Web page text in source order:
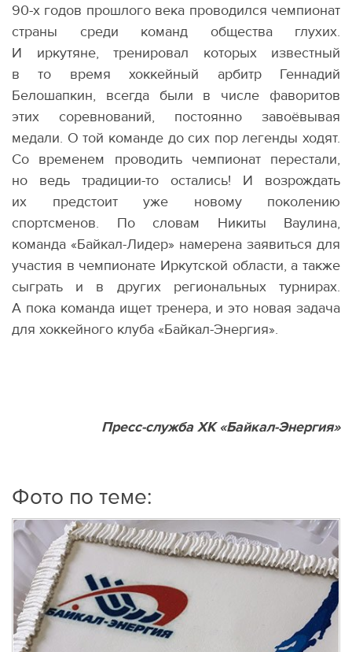
90-х годов прошлого века проводился чемпионат
страны среди команд общества глухих.
И иркутяне, тренировал которых известный
в то время хоккейный арбитр Геннадий
Белошапкин, всегда были в числе фаворитов
этих соревнований, постоянно завоёвывая
медали. О той команде до сих пор легенды ходят.
Со временем проводить чемпионат перестали,
но ведь традиции-то остались! И возрождать
их предстоит уже новому поколению
спортсменов. По словам Никиты Ваулина,
команда «Байкал-Лидер» намерена заявиться для
участия в чемпионате Иркутской области, а также
сыграть и в других региональных турнирах.
А пока команда ищет тренера, и это новая задача
для хоккейного клуба «Байкал-Энергия».
Пресс-служба ХК «Байкал-Энергия»
Фото по теме: